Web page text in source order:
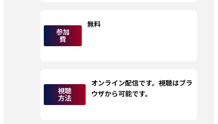
参加
費
無料
視聴
方法
オンライン配信です。視聴はブラ
ウザから可能です。